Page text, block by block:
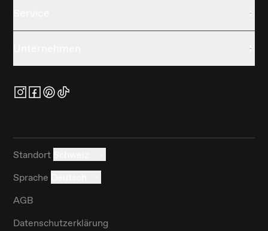
Standort
Sprache
AGB
Datenschutzerklärung